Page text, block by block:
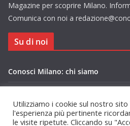
Magazine per scoprire Milano.
Comunica con noi a
Su di noi
Conosci Milano: chi siamo
Utilizziamo i cookie sul nostro
l'esperienza più pertinente
le visite ripetute. Cliccando su